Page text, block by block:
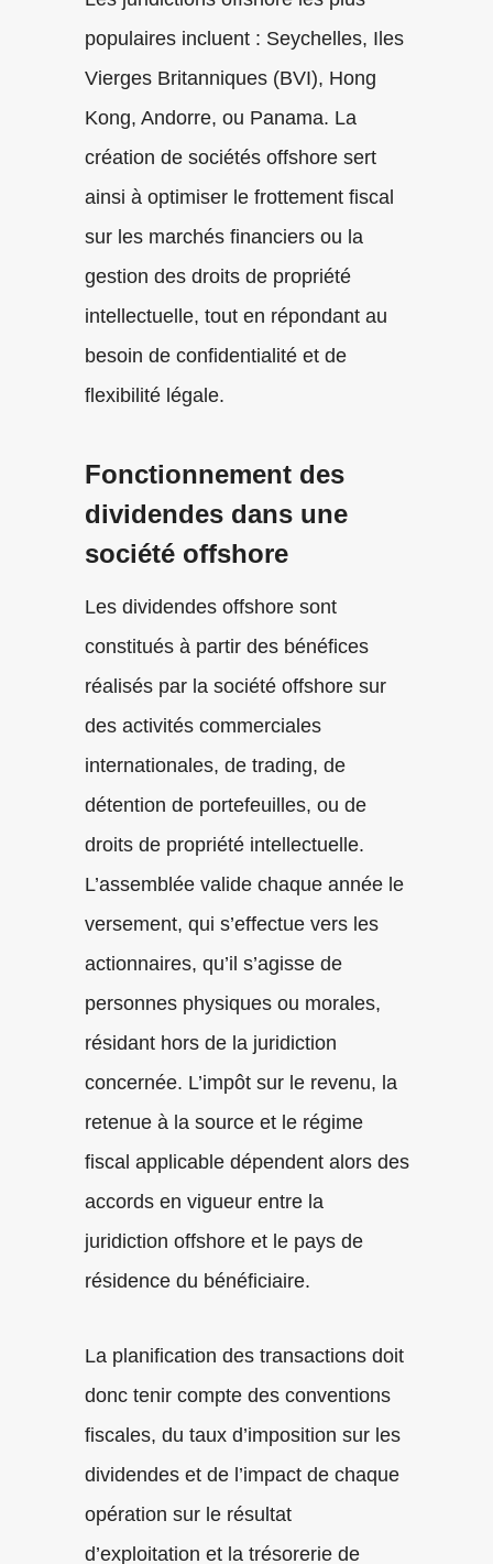
populaires incluent : Seychelles, Iles
Vierges Britanniques (BVI), Hong
Kong, Andorre, ou Panama. La
création de sociétés offshore sert
ainsi à optimiser le frottement fiscal
sur les marchés financiers ou la
gestion des droits de propriété
intellectuelle, tout en répondant au
besoin de confidentialité et de
flexibilité légale.
Fonctionnement des
dividendes dans une
société offshore
Les dividendes offshore sont
constitués à partir des bénéfices
réalisés par la société offshore sur
des activités commerciales
internationales, de trading, de
détention de portefeuilles, ou de
droits de propriété intellectuelle.
L’assemblée valide chaque année le
versement, qui s’effectue vers les
actionnaires, qu’il s’agisse de
personnes physiques ou morales,
résidant hors de la juridiction
concernée. L’impôt sur le revenu, la
retenue à la source et le régime
fiscal applicable dépendent alors des
accords en vigueur entre la
juridiction offshore et le pays de
résidence du bénéficiaire.
La planification des transactions doit
donc tenir compte des conventions
fiscales, du taux d’imposition sur les
dividendes et de l’impact de chaque
opération sur le résultat
d’exploitation et la trésorerie de